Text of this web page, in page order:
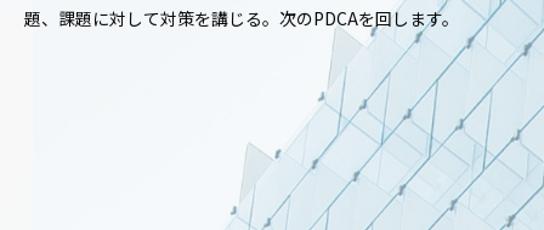
題、課題に対して対策を講じる。次のPDCAを回します。